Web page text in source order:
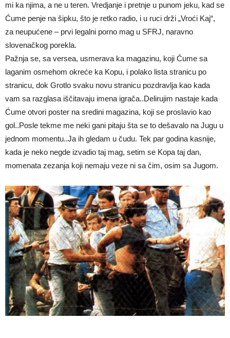
mi ka njima, a ne u teren. Vredjanje i pretnje u punom jeku, kad se
Ćume penje na šipku, što je retko radio, i u ruci drži „Vroći Kaj“,
za neupućene – prvi legalni porno mag u SFRJ, naravno
slovenačkog porekla.
Pažnja se, sa versea, usmerava ka magazinu, koji Ćume sa
laganim osmehom okreće ka Kopu, i polako lista stranicu po
stranicu, dok Grotlo svaku novu stranicu pozdravlja kao kada
vam sa razglasa iščitavaju imena igrača..Delirujim nastaje kada
Ćume otvori poster na sredini magazina, koji se proslavio kao
gol..Posle tekme me neki gani pitaju šta se to dešavalo na Jugu u
jednom momentu..Ja ih gledam u čudu. Tek par godina kasnije,
kada je neko negde izvadio taj mag, setim se Kopa taj dan,
momenata zezanja koji nemaju veze ni sa čim, osim sa Jugom.